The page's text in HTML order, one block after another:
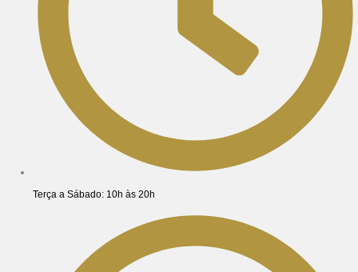
Terça a Sábado: 10h às 20h